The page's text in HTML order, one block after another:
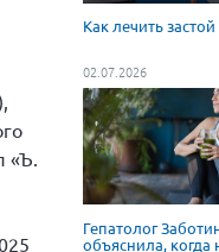
«Ъ.
Как лечить
02.07.2026
Гепатолог
объяснила, когда